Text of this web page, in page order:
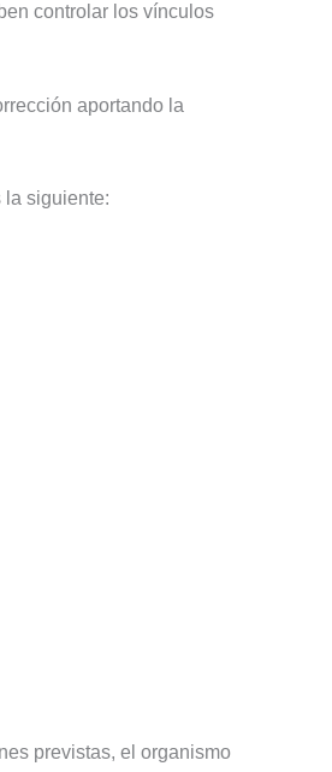
controlar los vínculos
aportando la
la siguiente:
previstas, el organismo